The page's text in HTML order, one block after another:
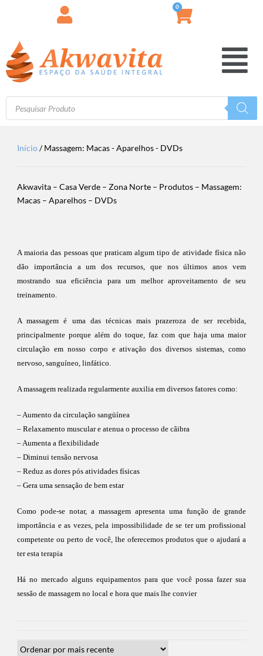
0
Início/ Massagem: Macas - Aparelhos - DVDs
Akwavita – Casa Verde – Zona Norte – Produtos – Massagem:
Macas – Aparelhos – DVDs
A maioria das pessoas que praticam algum tipo de atividade física não
dão importância a um dos recursos, que nos últimos anos vem
mostrando sua eficiência para um melhor aproveitamento de seu
treinamento.
A massagem é uma das técnicas mais prazeroza de ser recebida,
principalmente porque além do toque, faz com que haja uma maior
circulação em nosso corpo e ativação dos diversos sistemas, como
nervoso, sanguíneo, linfático.
A massagem realizada regularmente auxilia em diversos fatores como:
– Aumento da circulação sangüínea
– Relaxamento muscular e atenua o processo de cãibra
– Aumenta a flexibilidade
– Diminui tensão nervosa
– Reduz as dores pós atividades físicas
– Gera uma sensação de bem estar
Como pode-se notar, a massagem apresenta uma função de grande
importância e as vezes, pela impossibilidade de se ter um profissional
competente ou perto de você, lhe oferecemos produtos que o ajudará a
ter esta terapia
Há no mercado alguns equipamentos para que você possa fazer sua
sessão de massagem no local e hora que mais lhe convier